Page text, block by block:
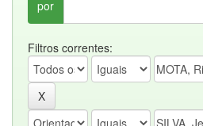
por
Filtros correntes: